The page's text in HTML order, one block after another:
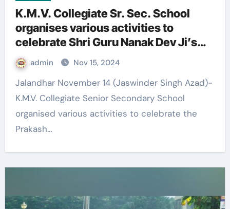
K.M.V. Collegiate Sr. Sec. School
organises various activities to
celebrate Shri Guru Nanak Dev Ji’s
Prakash Utsav
admin Nov 15, 2024
Jalandhar November 14 (Jaswinder Singh Azad)-
K.M.V. Collegiate Senior Secondary School
organised various activities to celebrate the
Prakash…